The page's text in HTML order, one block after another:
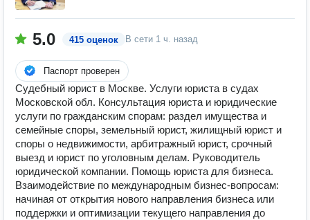
5.0 415 оценок В сети 1 ч. назад
Паспорт проверен
Судебный юрист в Москве. Услуги юриста в судах
Московской обл. Консультация юриста и юридические
услуги по гражданским спорам: раздел имущества и
семейные споры, земельный юрист, жилищный юрист и
споры о недвижимости, арбитражный юрист, срочный
выезд и юрист по уголовным делам. Руководитель
юридической компании. Помощь юриста для бизнеса.
Взаимодействие по международным бизнес-вопросам:
начиная от открытия нового направления бизнеса или
поддержки и оптимизации текущего направления до